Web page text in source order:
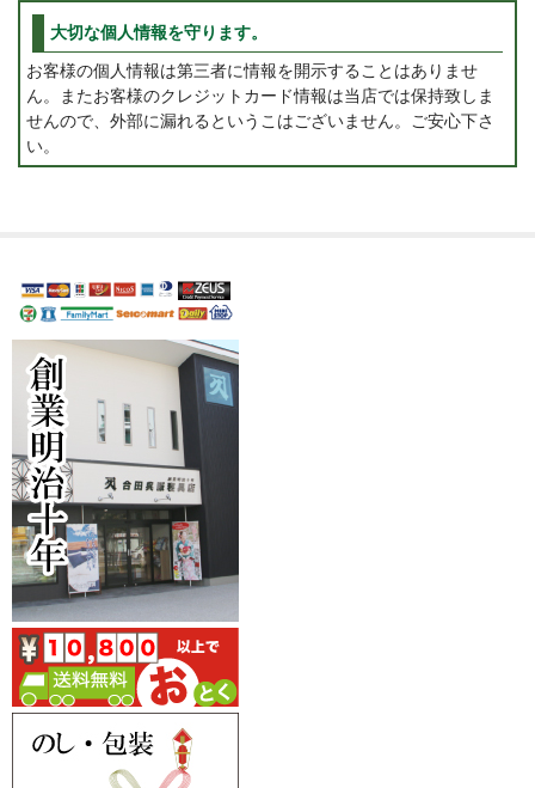
大切な個人情報を守ります。
お客様の個人情報は第三者に情報を開示することはありませ
ん。またお客様のクレジットカード情報は当店では保持致しま
せんので、外部に漏れるというこはございません。ご安心下さ
い。